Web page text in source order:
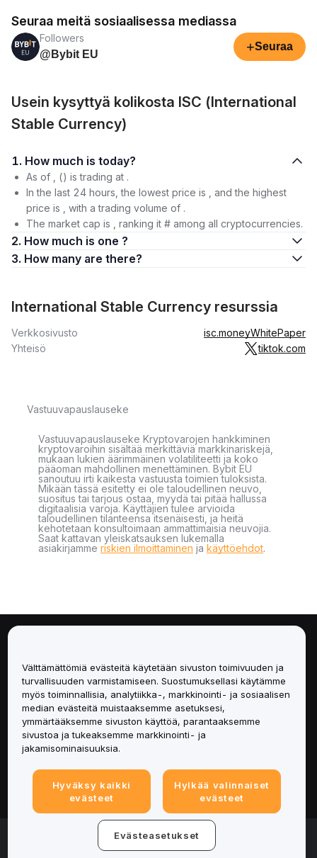
Seuraa meitä sosiaalisessa mediassa
Followers
@Bybit EU
+Seuraa
Usein kysyttyä kolikosta ISC (International
Stable Currency)
1. How much is today?
As of , () is trading at .
In the last 24 hours, the lowest price is , and the highest
price is , with a trading volume of .
The market cap is , ranking it # among all cryptocurrencies.
2. How much is one ?
3. How many are there?
International Stable Currency resurssia
Verkkosivusto isc.moneyWhitePaper
Yhteisö
tiktok.com
Vastuuvapauslauseke
Vastuuvapauslauseke Kryptovarojen hankkiminen
kryptovaroihin sisältää merkittäviä markkinariskejä,
mukaan lukien äärimmäinen volatiliteetti ja koko
pääoman mahdollinen menettäminen. Bybit EU
sanoutuu irti kaikesta vastuusta toimien tuloksista.
Mikään tässä esitetty ei ole taloudellinen neuvo,
suositus tai tarjous ostaa, myydä tai pitää hallussa
digitaalisia varoja. Käyttäjien tulee arvioida
taloudellinen tilanteensa itsenäisesti, ja heitä
kehotetaan konsultoimaan ammattimaisia neuvojia.
Saat kattavan yleiskatsauksen lukemalla
asiakirjamme riskien ilmoittaminen ja käyttöehdot.
Palvelut
Tuki
Tuotteet
Lakiasiat
© 2025-2026 Bybit.eu. Kaikki oikeudet pidätetään.
Välttämättömiä evästeitä käytetään sivuston toimivuuden ja
turvallisuuden varmistamiseen. Suostumuksellasi käytämme
myös toiminnallisia, analytiikka-, markkinointi- ja sosiaalisen
median evästeitä muistaaksemme asetuksesi,
ymmärtääksemme sivuston käyttöä, parantaaksemme
sivustoa ja tukeaksemme markkinointi- ja
jakamisominaisuuksia.
Hyväksy kaikki
evästeet
Hylkää valinnaiset
evästeet
Evästeasetukset